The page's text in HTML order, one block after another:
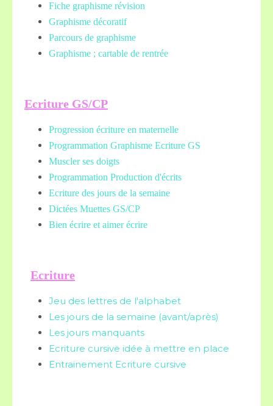
Fiche graphisme révision
Graphisme décoratif
Parcours de graphisme
Graphisme ; cartable de rentrée
Ecriture GS/CP
Progression écriture en maternelle
Programmation Graphisme Ecriture GS
Muscler ses doigts
Programmation Production d'écrits
Ecriture des jours de la semaine
Dictées Muettes GS/CP
Bien écrire et aimer écrire
Ecriture
Jeu des lettres de l'alphabet
Les jours de la semaine (avant/après)
Les jours manquants
Ecriture cursive idée à mettre en place
Entrainement Ecriture cursive